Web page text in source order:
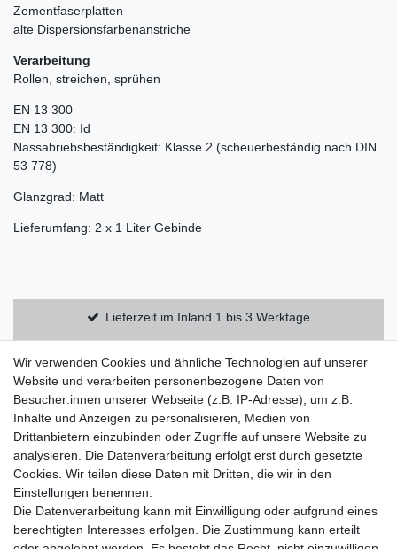
Zementfaserplatten
alte Dispersionsfarbenanstriche
Verarbeitung
Rollen, streichen, sprühen
EN 13 300
EN 13 300: Id
Nassabriebsbeständigkeit: Klasse 2 (scheuerbeständig nach DIN
53 778)
Glanzgrad: Matt
Lieferumfang: 2 x 1 Liter Gebinde
Lieferzeit im Inland 1 bis 3 Werktage
Kostenloser Versand innerhalb Deutschlands
14 Tage Rückgaberecht
Zahlung und Versand
Widerrufsrecht
Widerrufsformular
Wir verwenden Cookies und ähnliche Technologien auf unserer
Website und verarbeiten personenbezogene Daten von
Besucher:innen unserer Webseite (z.B. IP-Adresse), um z.B.
Inhalte und Anzeigen zu personalisieren, Medien von
Drittanbietern einzubinden oder Zugriffe auf unsere Website zu
analysieren. Die Datenverarbeitung erfolgt erst durch gesetzte
Cookies. Wir teilen diese Daten mit Dritten, die wir in den
Einstellungen benennen.
Die Datenverarbeitung kann mit Einwilligung oder aufgrund eines
berechtigten Interesses erfolgen. Die Zustimmung kann erteilt